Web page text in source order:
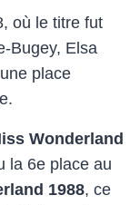
où le titre fut
Bugey, Elsa
place
Wonderland
la 6e place au
1988, ce